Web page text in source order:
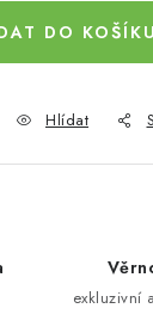
DO
Hlídat
exkluzivní